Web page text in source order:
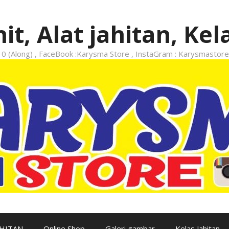
Alat jahitan,
(Along) , FaceBook :Karysma Store , InstaGram :